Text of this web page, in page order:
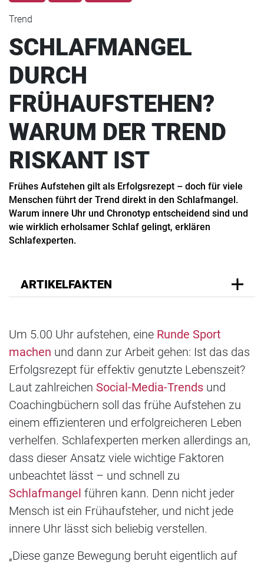
Trend
SCHLAFMANGEL
DURCH
FRÜHAUFSTEHEN?
WARUM DER TREND
RISKANT IST
Frühes Aufstehen gilt als Erfolgsrezept – doch für viele
Menschen führt der Trend direkt in den Schlafmangel.
Warum innere Uhr und Chronotyp entscheidend sind und
wie wirklich erholsamer Schlaf gelingt, erklären
Schlafexperten.
ARTIKELFAKTEN
Um 5.00 Uhr aufstehen, eine Runde Sport
machen und dann zur Arbeit gehen: Ist das das
Erfolgsrezept für effektiv genutzte Lebenszeit?
Laut zahlreichen Social-Media-Trends und
Coachingbüchern soll das frühe Aufstehen zu
einem effizienteren und erfolgreicheren Leben
verhelfen. Schlafexperten merken allerdings an,
dass dieser Ansatz viele wichtige Faktoren
unbeachtet lässt – und schnell zu
Schlafmangel führen kann. Denn nicht jeder
Mensch ist ein Frühaufsteher, und nicht jede
innere Uhr lässt sich beliebig verstellen.
„Diese ganze Bewegung beruht eigentlich auf